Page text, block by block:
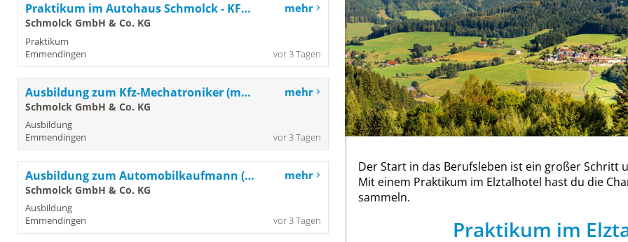
Praktikum im Autohaus Schmolck - KFZ-Mechatroniker (m/w/d) in Emmendingen
Schmolck GmbH & Co. KG
Praktikum
Emmendingen
mehr
vor 3 Tagen
Ausbildung zum Kfz-Mechatroniker (m/w/d) - Schwerpunkt Nutzfahrzeuge ab 2026 in Emmendingen
Schmolck GmbH & Co. KG
Ausbildung
Emmendingen
mehr
vor 3 Tagen
Ausbildung zum Automobilkaufmann (m/w/d) ab 2027 in Emmendingen
Schmolck GmbH & Co. KG
Ausbildung
Emmendingen
mehr
vor 3 Tagen